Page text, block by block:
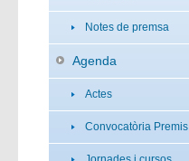
Notes de premsa
Agenda
Actes
Convocatòria Premis